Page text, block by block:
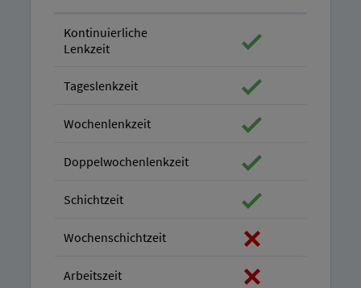
Kontinuierliche
Lenkzeit
Tageslenkzeit
Wochenlenkzeit
Doppelwochenlenkzeit
Schichtzeit
Wochenschichtzeit
Arbeitszeit